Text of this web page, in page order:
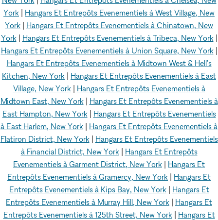
York
Hangars Et Entrepôts Evenementiels à West Village, New
York
Hangars Et Entrepôts Evenementiels à Chinatown, New
York| Hangars Et Entrepôts Evenementiels à Tribeca, New York|
Hangars Et Entrepôts Evenementiels à Union Square, New York|
Hangars Et Entrepôts Evenementiels à Midtown West & Hell's
Kitchen, New York
Hangars Et Entrepôts Evenementiels à East
Village, New York| Hangars Et Entrepôts Evenementiels à
Midtown East, New York| Hangars Et Entrepôts Evenementiels à
East Hampton, New York| Hangars Et Entrepôts Evenementiels
à East Harlem, New York
Hangars Et Entrepôts Evenementiels à
Flatiron District, New York| Hangars Et Entrepôts Evenementiels
à Financial District, New York| Hangars Et Entrepôts
Evenementiels à Garment District, New York
Hangars Et
Entrepôts Evenementiels à Gramercy, New York
Hangars Et
Entrepôts Evenementiels à Kips Bay, New York| Hangars Et
Entrepôts Evenementiels à Murray Hill, New York
Hangars Et
Entrepôts Evenementiels à 125th Street, New York| Hangars Et